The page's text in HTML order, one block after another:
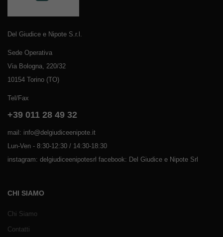
Del Giudice e Nipote S.r.l.
Sede Operativa
Via Bologna, 220/32
10154 Torino (TO)
Tel/Fax
+39 011 28 49 32
mail: info@delgiudiceenipote.it
Lun-Ven - 8:30-12:30 / 14:30-18:30
instagram: delgiudiceenipotesrl facebook: Del Giudice e Nipote Srl
CHI SIAMO
Chi Siamo
Contatti